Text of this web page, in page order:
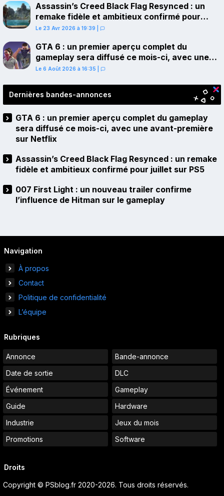
Assassin’s Creed Black Flag Resynced : un
remake fidèle et ambitieux confirmé pour
juillet sur PS5
Le 23 Avr 2026 à 19:39
GTA 6 : un premier aperçu complet du
gameplay sera diffusé ce mois-ci, avec une
avant-première sur Netflix
Le 6 Août 2026 à 16:35
Dernières bandes-annonces
GTA 6 : un premier aperçu complet du gameplay
sera diffusé ce mois-ci, avec une avant-première
sur Netflix
Assassin’s Creed Black Flag Resynced : un remake
fidèle et ambitieux confirmé pour juillet sur PS5
007 First Light : un nouveau trailer confirme
l’influence de Hitman sur le gameplay
Navigation
À propos
Contact
Politique de confidentialité
L’équipe
Rubriques
Annonce
Bande-annonce
Date de sortie
DLC
Événement
Gameplay
Guide
Hardware
Industrie
Jeux du mois
Promotions
Software
Droits
Copyright © PSblog.fr 2020-2026. Tous droits réservés.